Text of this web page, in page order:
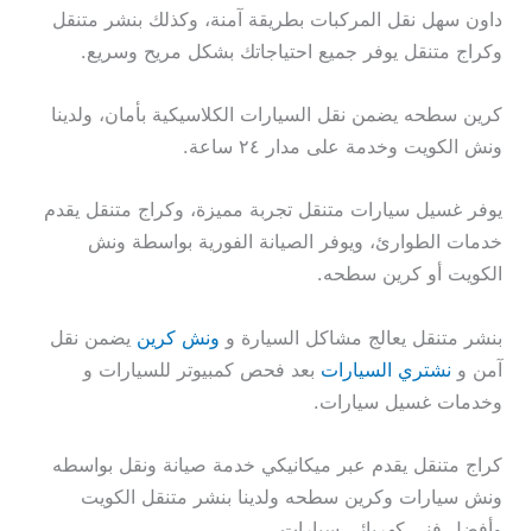
داون سهل نقل المركبات بطريقة آمنة، وكذلك بنشر متنقل
وكراج متنقل يوفر جميع احتياجاتك بشكل مريح وسريع.
كرين سطحه يضمن نقل السيارات الكلاسيكية بأمان، ولدينا
ونش الكويت وخدمة على مدار ٢٤ ساعة.
يوفر غسيل سيارات متنقل تجربة مميزة، وكراج متنقل يقدم
خدمات الطوارئ، ويوفر الصيانة الفورية بواسطة ونش
الكويت أو كرين سطحه.
بنشر متنقل يعالج مشاكل السيارة و ونش كرين يضمن نقل
آمن و نشتري السيارات بعد فحص كمبيوتر للسيارات و
وخدمات غسيل سيارات.
كراج متنقل يقدم عبر ميكانيكي خدمة صيانة ونقل بواسطه
ونش سيارات وكرين سطحه ولدينا بنشر متنقل الكويت